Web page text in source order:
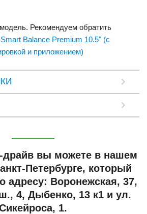
Рекомендуем обратить
Smart Balance Premium 10.5" (с
и приложением)
драйв вы можете в нашем
Петербурге, который
адресу: Воронежская, 37,
4, Дыбенко, 13 к1 и ул.
1.